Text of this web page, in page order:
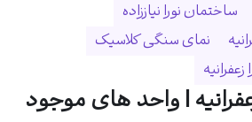
ساختمان نورا نیاززاده
نمای سنگی کلاسیک
زعفرانیه
| واحد های موجود